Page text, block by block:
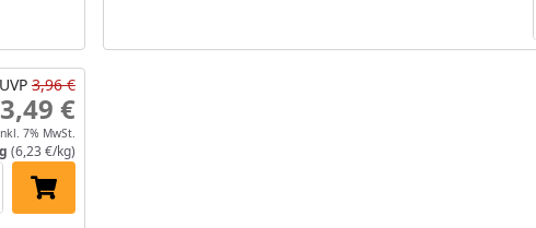
verringern
manuell eingeben
um eins erhöhen
In den Einkaufswagen legen
UVP 3,96 €
3,49 €
7% MwSt.
(6,23 €/kg)